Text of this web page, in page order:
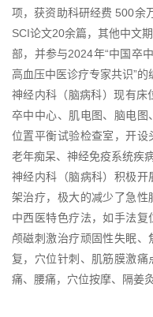
项，获资助科研经费 500余
SCI论文20余篇，其他中文
部，并参与2024年“中国卒
高血压中医诊疗专家共识”的
神经内科（脑病科）现有床
卒中中心、肌电图、脑电图
位置平衡试验检查室，开设
老年痴呆、神经免疫系统疾
神经内科（脑病科）积极
架治疗，极大的减少了急
中西医特色疗法，如手法
颅磁刺激治疗顽固性失眠
复，穴位针刺、肌筋膜激
痛、腰痛，穴位按摩、隔姜